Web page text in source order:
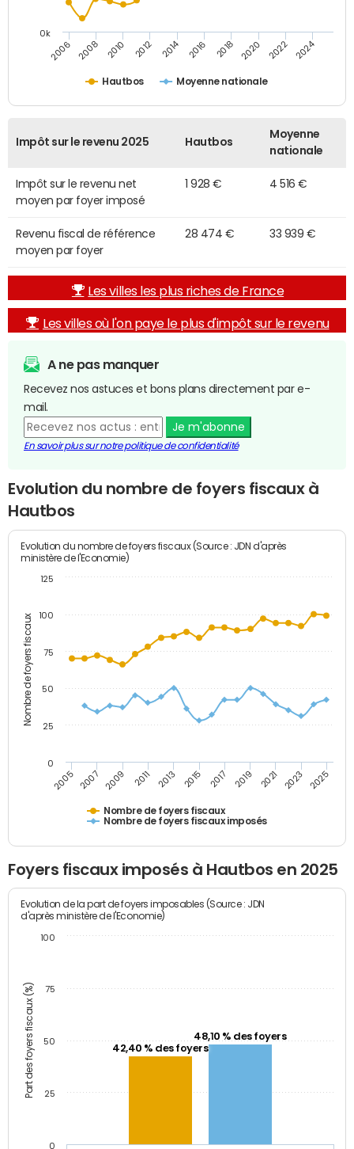
Hautbos Moyenne nationale
2006 2008 2010 2012 2014 2016 2018 2020 2022 2024
0k
Impôt sur le revenu 2025 Hautbos
Moyenne
nationale
Impôt sur le revenu net
moyen par foyer imposé
1 928 € 4 516 €
Revenu fiscal de référence
moyen par foyer
28 474 € 33 939 €
Les villes les plus riches de France
Les villes où l'on paye le plus d'impôt sur le revenu
A ne pas manquer
Recevez nos astuces et bons plans directement par e-
mail.
Je m'abonne
En savoir plus sur notre politique de confidentialité
Evolution du nombre de foyers fiscaux à
Hautbos
Nombre de foyers fiscaux
Evolution du nombre de foyers fiscaux (Source : JDN d'après
ministère de l'Economie)
Nombre de foyers fiscaux
Nombre de foyers fiscaux imposés
2005 2007 2009 2011 2013 2015 2017 2019 2021 2023 2025
0
25
50
75
100
125
Foyers fiscaux imposés à Hautbos en 2025
Part des foyers fiscaux (%)
Evolution de la part de foyers imposables (Source : JDN
d'après ministère de l'Economie)
42,40 % des foyers
48,10 % des foyers
0
25
50
75
100